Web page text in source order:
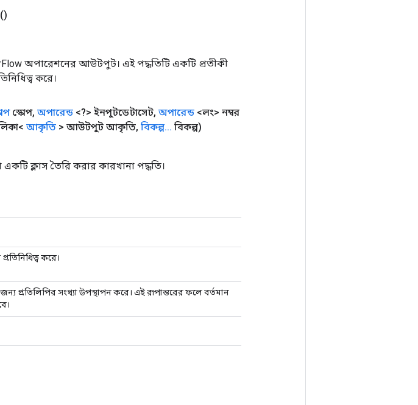
()
অপারেশনের আউটপুট। এই পদ্ধতিটি একটি প্রতীকী
করে।
স্কোপ, অপারেন্ড <?> ইনপুটডেটাসেট, অপারেন্ড <লং> নম্বর
আকৃতি > আউটপুট আকৃতি, বিকল্প... বিকল্প)
ক্লাস তৈরি করার কারখানা পদ্ধতি।
করে।
প্রতিলিপির সংখ্যা উপস্থাপন করে। এই রূপান্তরের ফলে বর্তমান